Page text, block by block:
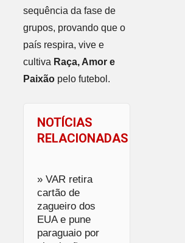
sequência da fase de
grupos, provando que o
país respira, vive e
cultiva Raça, Amor e
Paixãopelo futebol.
NOTÍCIAS
RELACIONADAS
» VAR retira
cartão de
zagueiro dos
EUA e pune
paraguaio por